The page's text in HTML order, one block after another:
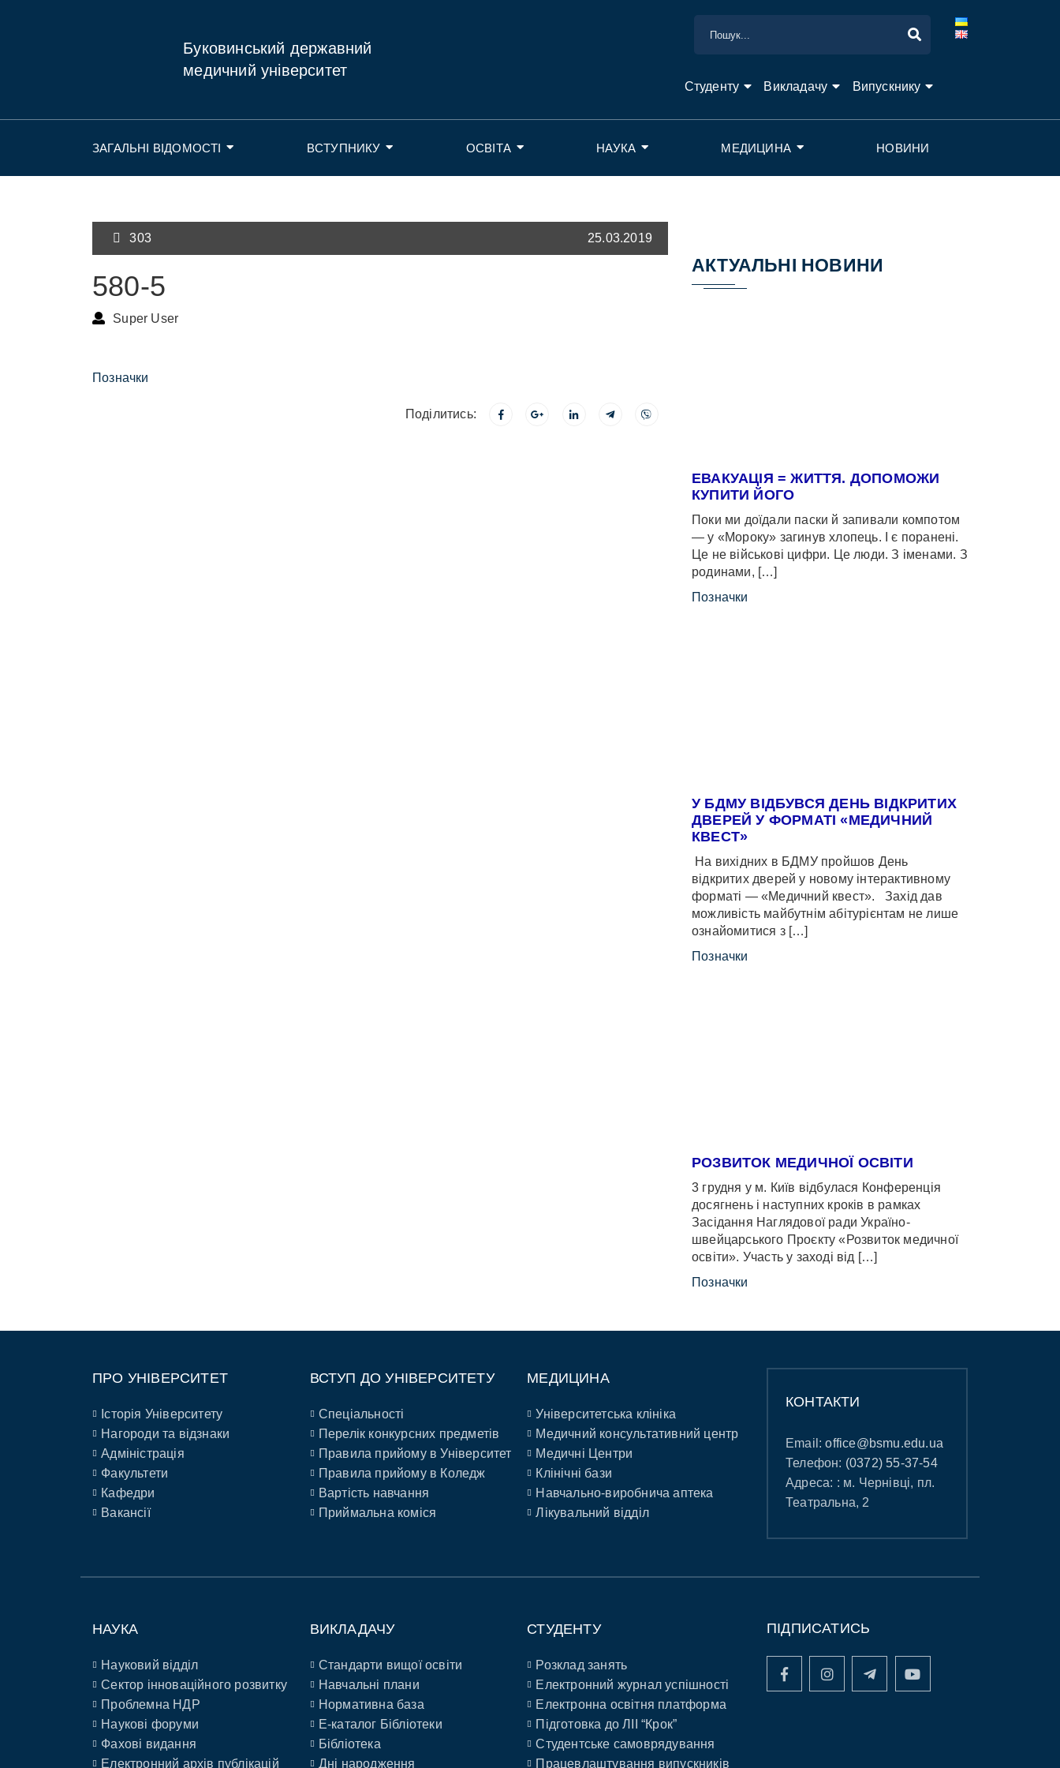
Буковинський державний
медичний університет
Студенту Викладачу Випускнику
ЗАГАЛЬНІ ВІДОМОСТІ ВСТУПНИКУ ОСВІТА НАУКА МЕДИЦИНА НОВИНИ
303 25.03.2019
580-5
Super User
Позначки
Поділитись:
АКТУАЛЬНІ НОВИНИ
ЕВАКУАЦІЯ = ЖИТТЯ. ДОПОМОЖИ
КУПИТИ ЙОГО
Поки ми доїдали паски й запивали компотом
— у «Мороку» загинув хлопець. І є поранені.
Це не військові цифри. Це люди. З іменами. З
родинами, […]
Позначки
У БДМУ ВІДБУВСЯ ДЕНЬ ВІДКРИТИХ
ДВЕРЕЙ У ФОРМАТІ «МЕДИЧНИЙ
КВЕСТ»
На вихідних в БДМУ пройшов День
відкритих дверей у новому інтерактивному
форматі — «Медичний квест». Захід дав
можливість майбутнім абітурієнтам не лише
ознайомитися з […]
Позначки
РОЗВИТОК МЕДИЧНОЇ ОСВІТИ
3 грудня у м. Київ відбулася Конференція
досягнень і наступних кроків в рамках
Засідання Наглядової ради Україно-
швейцарського Проєкту «Розвиток медичної
освіти». Участь у заході від […]
Позначки
ПРО УНІВЕРСИТЕТ
Історія Університету
Нагороди та відзнаки
Адміністрація
Факультети
Кафедри
Вакансії
ВСТУП ДО УНІВЕРСИТЕТУ
Спеціальності
Перелік конкурсних предметів
Правила прийому в Університет
Правила прийому в Коледж
Вартість навчання
Приймальна коміся
МЕДИЦИНА
Університетська клініка
Медичний консультативний центр
Медичні Центри
Клінічні бази
Навчально-виробнича аптека
Лікувальний відділ
КОНТАКТИ
Email:office@bsmu.edu.ua
Телефон: (0372) 55-37-54
Адреса: : м. Чернівці, пл.
Театральна, 2
НАУКА
Науковий відділ
Сектор інноваційного розвитку
Проблемна НДР
Наукові форуми
Фахові видання
Електронний архів публікацій
ВИКЛАДАЧУ
Стандарти вищої освіти
Навчальні плани
Нормативна база
E-каталог Бібліотеки
Бібліотека
Дні народження
СТУДЕНТУ
Розклад занять
Електронний журнал успішності
Електронна освітня платформа
Підготовка до ЛІІ “Крок”
Студентське самоврядування
Працевлаштування випускників
ПІДПИСАТИСЬ